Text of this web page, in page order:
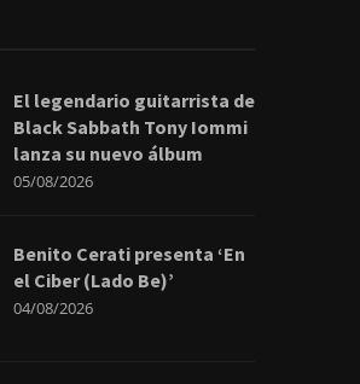
El legendario guitarrista de
Black Sabbath Tony Iommi
lanza su nuevo álbum
05/08/2026
Benito Cerati presenta ‘En
el Ciber (Lado Be)’
04/08/2026